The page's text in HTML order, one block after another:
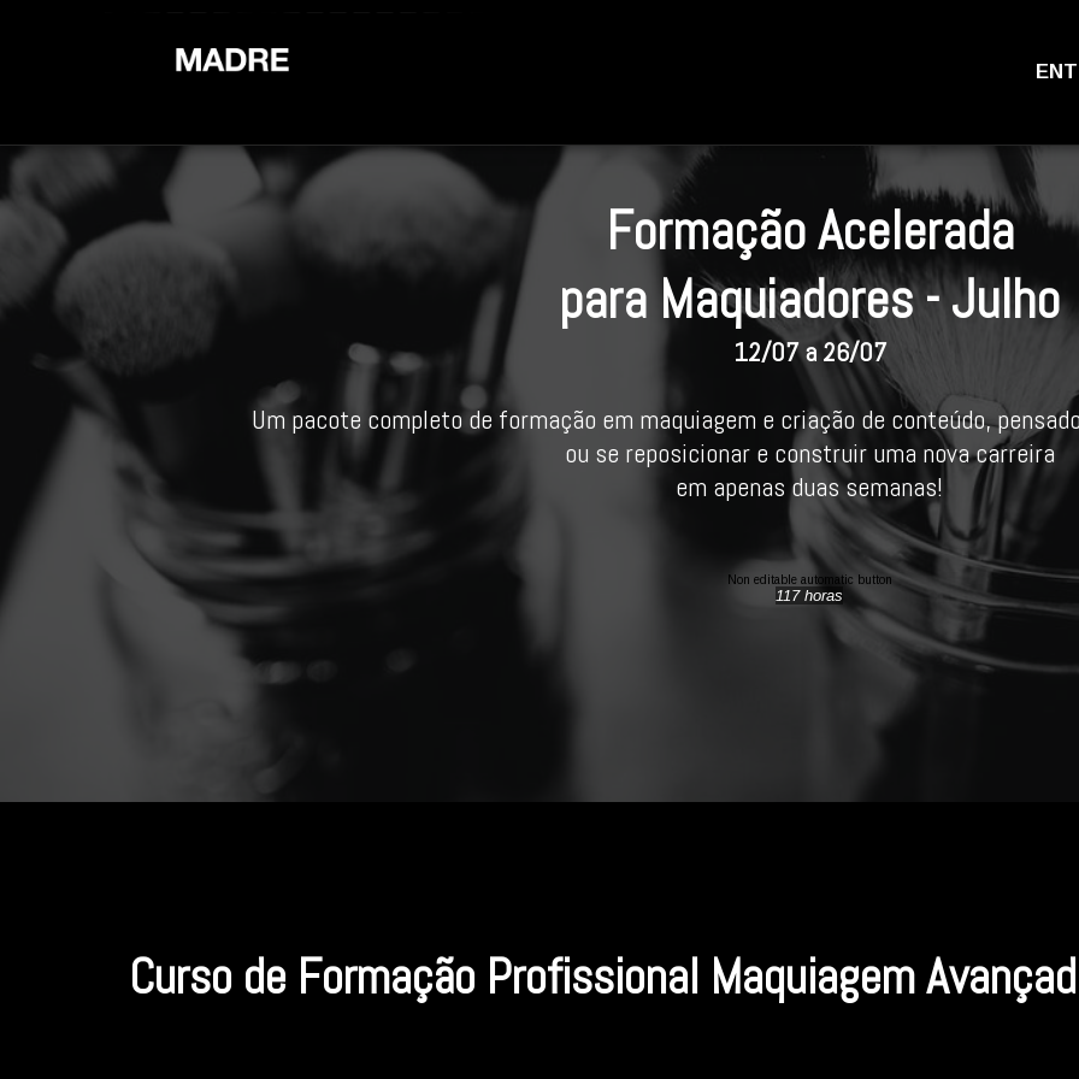
Formação Acelerada
para Maquiadores - Julho
12/07 a 26/07
Um pacote completo de formação em maquiagem e criação de conteúdo,
ou se reposicionar e construir uma nova carreira
em apenas duas semanas!
Non editable automatic button
117 horas
Curso de Formação Profissional Maquiagem